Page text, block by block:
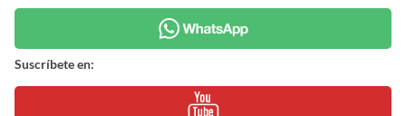
Suscríbete en: